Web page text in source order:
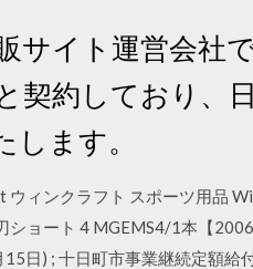
イト運営会社で
契約しており、
ます。
ウィンクラフト スポーツ用品
ショート 4 MGEMS4/1本【
日) ; 十日町市事業継続定額給